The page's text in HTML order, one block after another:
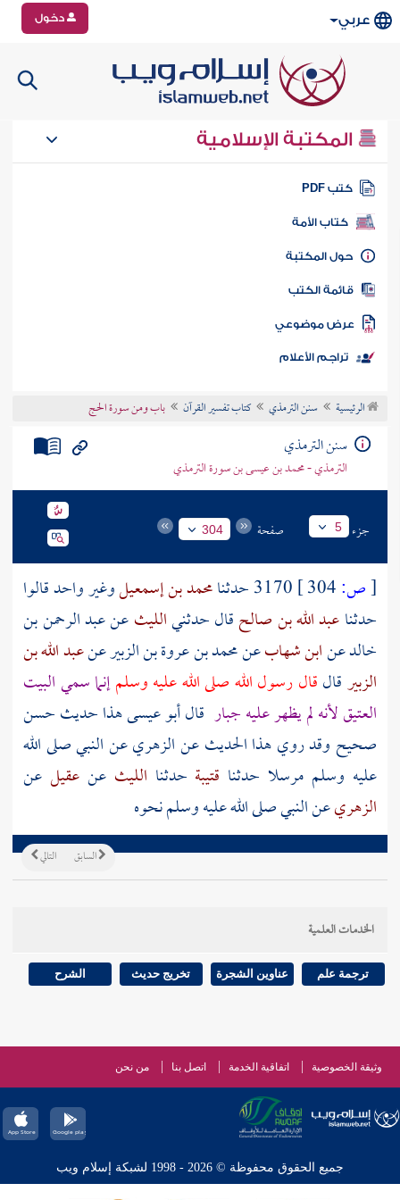
عربي دخول
المكتبة الإسلامية
كتب PDF
كتاب الأمة
المكتبة
الكتب
موضوعي
تراجم الأعلام
الرئيسية سنن الترمذي كتاب تفسير القرآن باب ومن سورة الحج
سنن الترمذي
الترمذي - محمد بن عيسى بن سورة الترمذي
جزء 5 صفحة 304
[ص: 3170 حدثنا محمد بن إسمعيلوغير واحد قالوا
حدثناعبد الله بن صالحقال حدثنيالليثعنعبد الرحمن بن
خالدعنابن شهابعنمحمد بن عروة بن الزبيرعنعبد الله بن
الزبيرقالقال رسول الله صلى الله عليه وسلمإنما سميالبيت
العتيقلأنه لم يظهر عليه جبار قال أبو عيسى هذا حديث حسن
صحيح وقد روي هذا الحديث عنالزهريعن النبي صلى الله
عليه وسلم مرسلا حدثنا قتيبة حدثنا الليثعن عقيل عن
الزهريعن النبي صلى الله عليه وسلم نحوه
التالي السابق
الخدمات العلمية
ترجمة علم عناوين الشجرة تخريج حديث الشرح
وثيقة الخصوصية اتفاقية الخدمة اتصل بنا من نحن
جميع الحقوق محفوظة © 2026 - 1998 لشبكة إسلام ويب